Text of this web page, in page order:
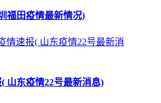
福田疫情最新情况)
山东疫情22号最新消息)